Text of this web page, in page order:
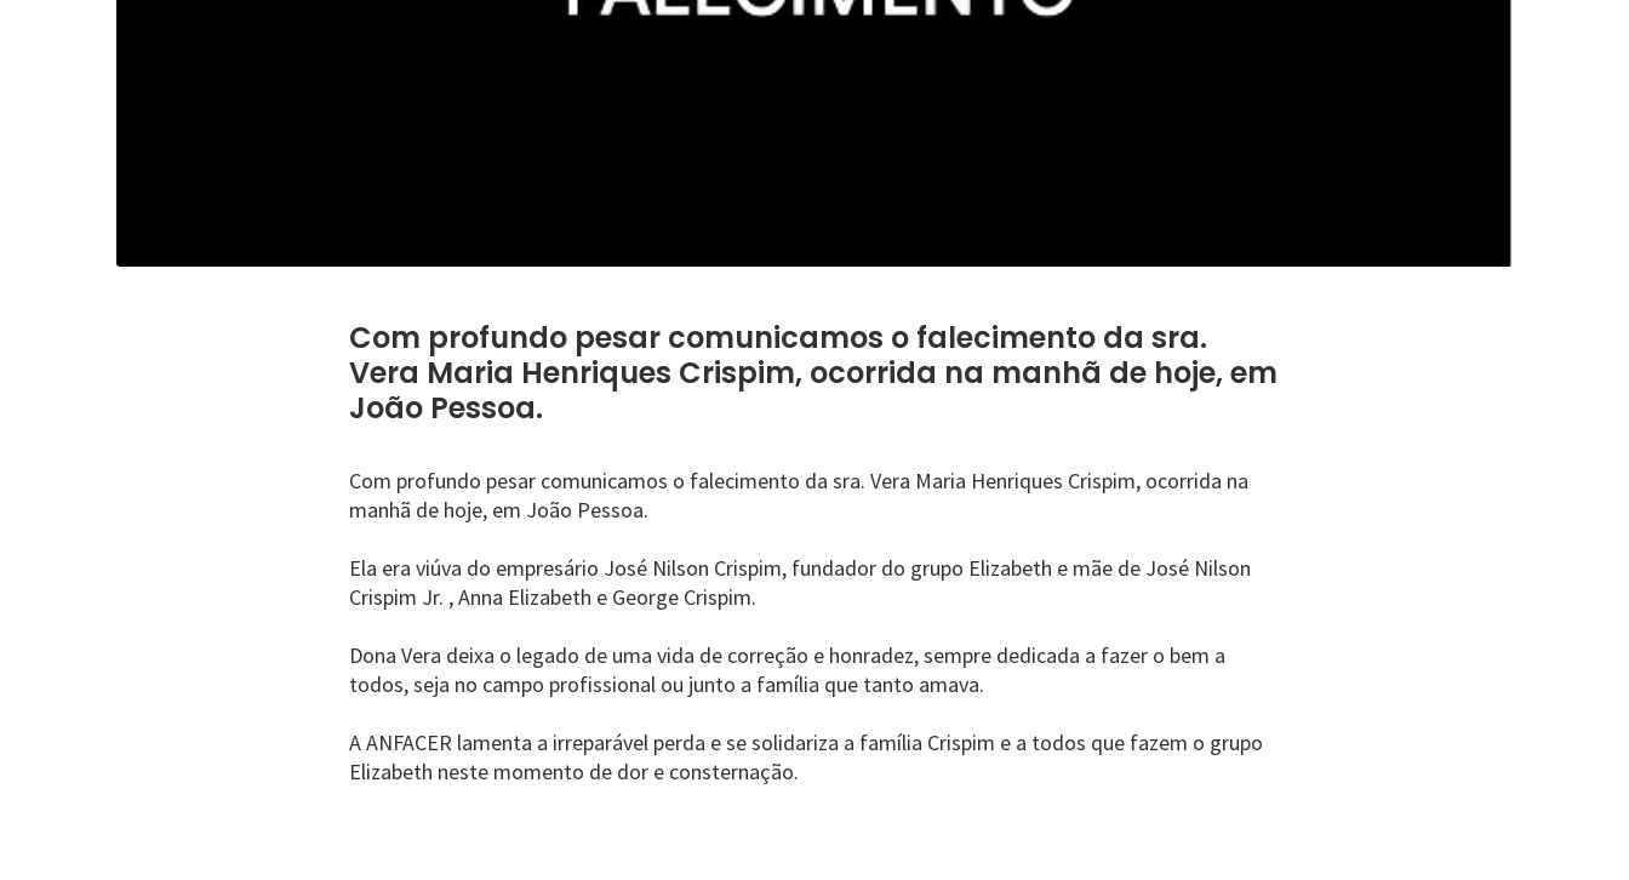
Com profundo pesar comunicamos o falecimento da sra.
Vera Maria Henriques Crispim, ocorrida na manhã de hoje, em
João Pessoa.
Com profundo pesar comunicamos o falecimento da sra. Vera Maria Henriques Crispim, ocorrida na
manhã de hoje, em João Pessoa.
Ela era viúva do empresário José Nilson Crispim, fundador do grupo Elizabeth e mãe de José Nilson
Crispim Jr. , Anna Elizabeth e George Crispim.
Dona Vera deixa o legado de uma vida de correção e honradez, sempre dedicada a fazer o bem a
todos, seja no campo profissional ou junto a família que tanto amava.
A ANFACER lamenta a irreparável perda e se solidariza a família Crispim e a todos que fazem o grupo
Elizabeth neste momento de dor e consternação.